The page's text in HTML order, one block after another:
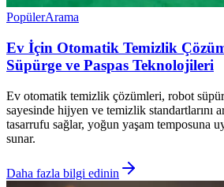
PopülerArama
Ev İçin Otomatik Temizlik
Süpürge ve Paspas Teknolojileri
Ev otomatik temizlik çözümleri, robot
sayesinde hijyen ve temizlik standartlarını
tasarrufu sağlar, yoğun yaşam temposuna
sunar.
Daha fazla bilgi edinin